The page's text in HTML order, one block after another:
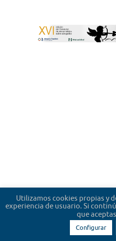
Utilizamos cookies propias y
experiencia de usuario. Si
que
Configurar